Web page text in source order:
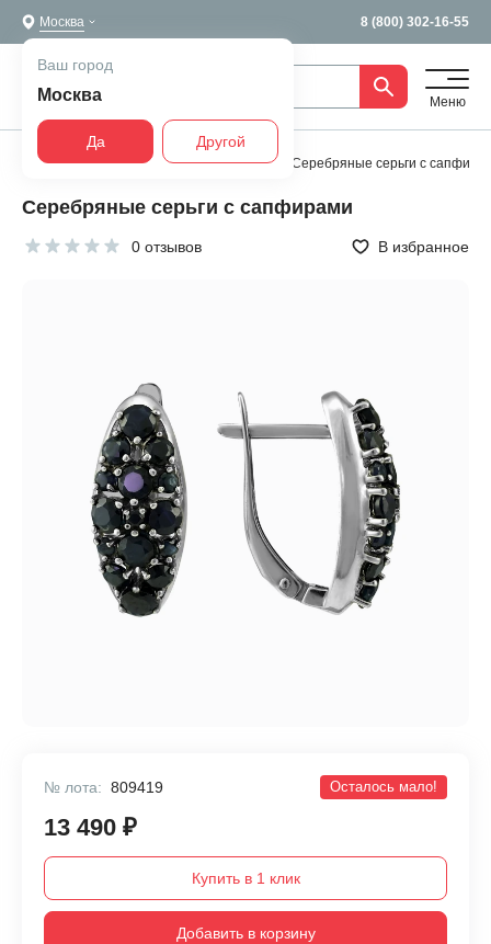
Москва 8 (800) 302-16-55
Ваш город
Москва
Да Другой
Меню
Главная Все украшения Серьги Серебряные серьги с
Серебряные серьги с сапфирами
0 отзывов В избранное
№ лота: 809419 Осталось мало!
13 490 ₽
Купить в 1 клик
Добавить в корзину